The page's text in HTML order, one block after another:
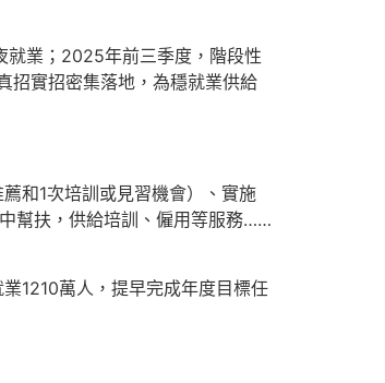
就業；2025年前三季度，階段性
招實招密集落地，為穩就業供給
和1次培訓或見習機會）、實施
幫扶，供給培訓、僱用等服務……
1210萬人，提早完成年度目標任